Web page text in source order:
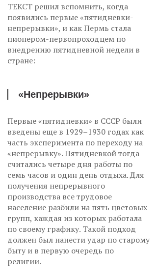
ТЕКСТ решил вспомнить, когда
появились первые «пятидневки-
непрерывки», и как Пермь стала
пионером-первопроходцем по
внедрению пятидневной недели в
стране:
«Непрерывки»
Первые «пятидневки» в СССР были
введены еще в 1929–1930 годах как
часть эксперимента по переходу на
«непрерывку». Пятидневкой тогда
считались четыре дня работы по
семь часов и один день отдыха. Для
получения непрерывного
производства все трудовое
население разбили на пять цветовых
групп, каждая из которых работала
по своему графику. Такой подход
должен был нанести удар по старому
быту и в первую очередь по
религии.